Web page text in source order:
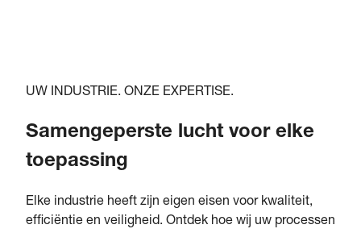
UW INDUSTRIE. ONZE EXPERTISE.
Samengeperste lucht voor elke
toepassing
Elke industrie heeft zijn eigen eisen voor kwaliteit,
efficiëntie en veiligheid. Ontdek hoe wij uw processen